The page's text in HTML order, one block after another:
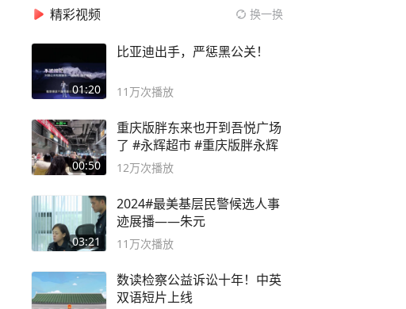
精彩视频 换一换
01:20
比亚迪出手，严惩黑公关！
11万次播放
00:50
重庆版胖东来也开到吾悦广场
了 #永辉超市 #重庆版胖永辉
12万次播放
03:21
2024#最美基层民警候选人事
迹展播——朱元
11万次播放
数读检察公益诉讼十年！中英
双语短片上线